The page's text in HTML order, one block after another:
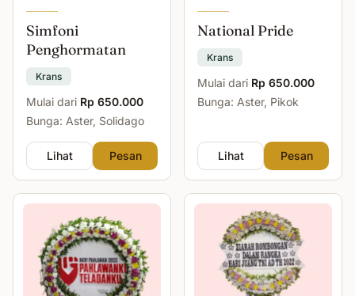
Simfoni
Penghormatan
Krans
Mulai dari Rp 650.000
Bunga: Aster, Solidago
Lihat Pesan
National Pride
Krans
Mulai dari Rp 650.000
Bunga: Aster, Pikok
Lihat Pesan